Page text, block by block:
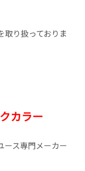
取り扱っておりま
カラー
ース専門メーカー